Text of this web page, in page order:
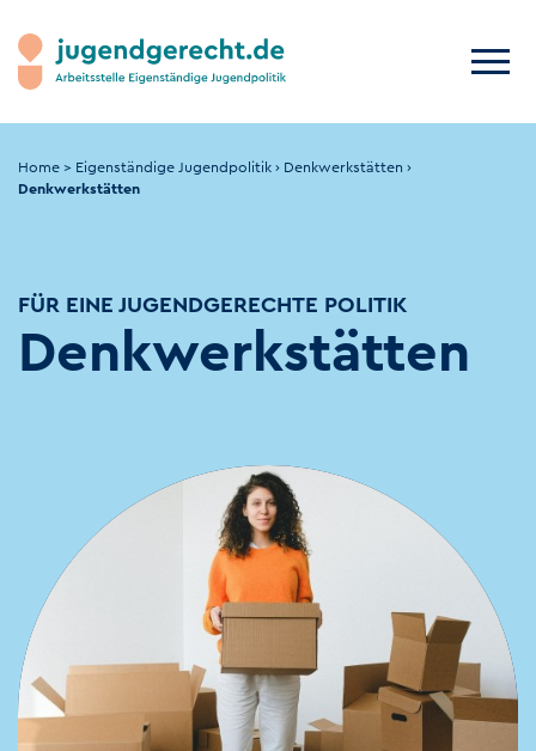
Home > Eigenständige Jugendpolitik › Denkwerkstätten ›
Denkwerkstätten
FÜR EINE JUGENDGERECHTE POLITIK
Denkwerkstätten